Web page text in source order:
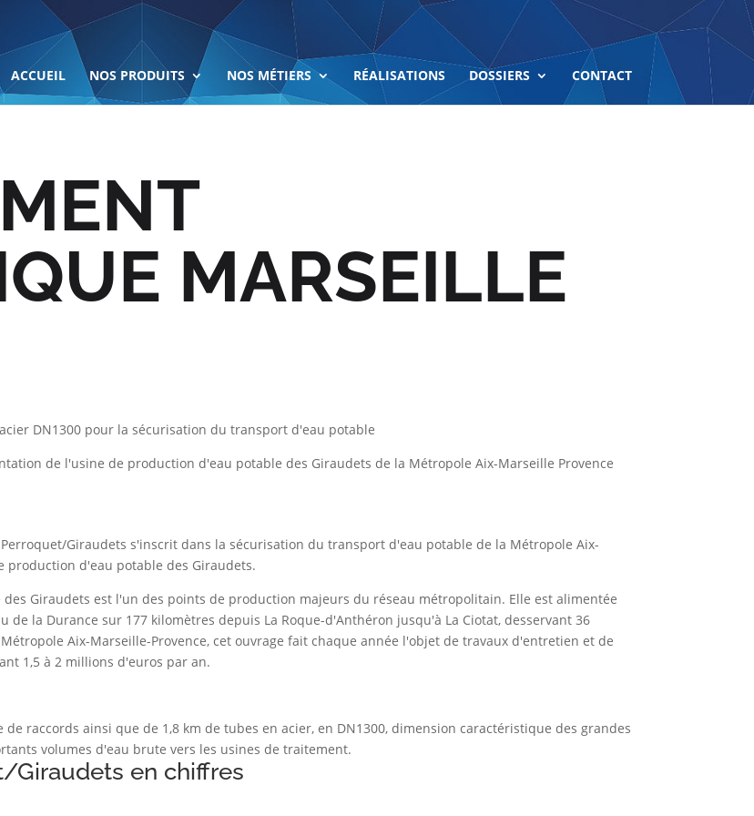
ACCUEIL NOS PRODUITS NOS MÉTIERS RÉALISATIONS DOSSIERS CONTACT
MARSEILLE
DN1300 pour la sécurisation du transport d'eau potable
de l'usine de production d'eau potable des Giraudets de la Métropole Aix-Marseille Provence
Giraudets s'inscrit dans la sécurisation du transport d'eau potable de la Métropole Aix-
d'eau potable des Giraudets.
Giraudets est l'un des points de production majeurs du réseau métropolitain. Elle est alimentée
la Durance sur 177 kilomètres depuis La Roque-d'Anthéron jusqu'à La Ciotat, desservant 36
Aix-Marseille-Provence, cet ouvrage fait chaque année l'objet de travaux d'entretien et de
1,5 à 2 millions d'euros par an.
raccords ainsi que de 1,8 km de tubes en acier, en DN1300, dimension caractéristique des grandes
volumes d'eau brute vers les usines de traitement.
Giraudets en chiffres